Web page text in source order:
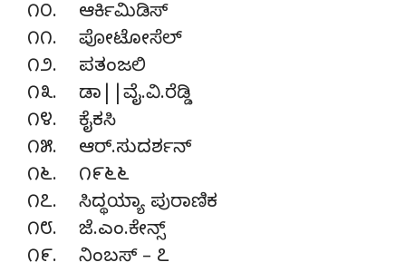
೧೦. ಆರ್ಕಿಮಿಡಿಸ್
೧೧. ಪೋಟೋಸೆಲ್
೧೨. ಪತಂಜಲಿ
೧೩. ಡಾ||ವೈ.ವಿ.ರೆಡ್ಡಿ
೧೪. ಕೈಕಸಿ
೧೫. ಆರ್.ಸುದರ್ಶನ್
೧೬. ೧೯೬೬
೧೭. ಸಿದ್ಥಯ್ಯಾ ಪುರಾಣಿಕ
೧೮. ಜೆ.ಎಂ.ಕೇನ್ಸ್
೧೯. ನಿಂಬಸ್ – ೭